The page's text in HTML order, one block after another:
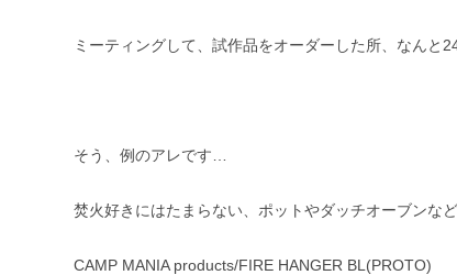
ミーティングして、試作品をオーダーした所、なんと
そう、例のアレです…
焚火好きにはたまらない、ポットやダッチオーブンな
CAMP MANIA products/FIRE HANGER BL(PROTO)